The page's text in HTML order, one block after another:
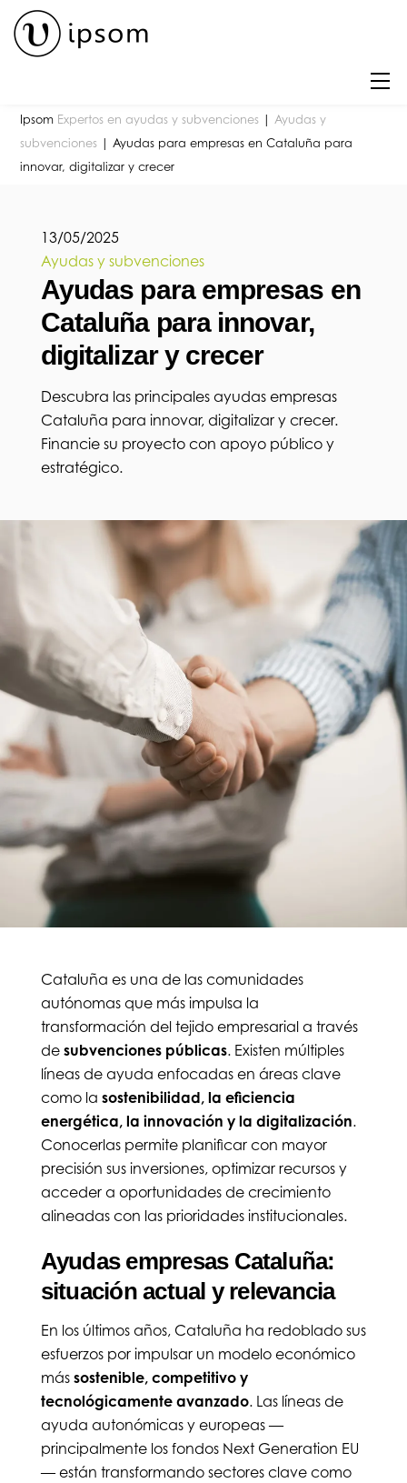
Skip
content
Ipsom Expertos en ayudas y subvenciones |Ayudas y
subvenciones |Ayudas para empresas en Cataluña para
innovar, digitalizar y crecer
13/05/2025
Ayudas y subvenciones
Ayudas para empresas en
Cataluña para innovar,
digitalizar y crecer
Descubra las principales ayudas empresas
Cataluña para innovar, digitalizar y crecer.
Financie su proyecto con apoyo público y
estratégico.
Cataluña es una de las comunidades
autónomas que más impulsa la
transformación del tejido empresarial a través
de subvenciones públicas. Existen múltiples
líneas de ayuda enfocadas en áreas clave
como la sostenibilidad, la eficiencia
energética, la innovación y la digitalización.
Conocerlas permite planificar con mayor
precisión sus inversiones, optimizar recursos y
acceder a oportunidades de crecimiento
alineadas con las prioridades institucionales.
Ayudas empresas Cataluña:
situación actual y relevancia
En los últimos años, Cataluña ha redoblado sus
esfuerzos por impulsar un modelo económico
más sostenible, competitivo y
tecnológicamente avanzado. Las líneas de
ayuda autonómicas y europeas —
principalmente los fondos Next Generation EU
— están transformando sectores clave como